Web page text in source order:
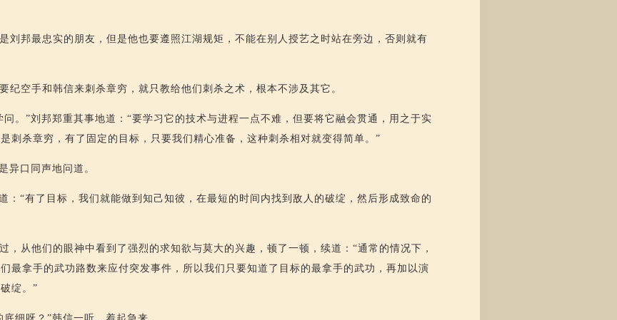
刘邦最忠实的朋友，但是他也要遵照江湖规矩，不能在别人授艺之时站在旁边，否则就有
纪空手和韩信来刺杀章穷，就只教给他们刺杀之术，根本不涉及其它。
。”刘邦郑重其事地道：“要学习它的技术与进程一点不难，但要将它融会贯通，用之于实
刺杀章穷，有了固定的目标，只要我们精心准备，这种刺杀相对就变得简单。”
异口同声地问道。
：“有了目标，我们就能做到知己知彼，在最短的时间内找到敌人的破绽，然后形成致命的
，从他们的眼神中看到了强烈的求知欲与莫大的兴趣，顿了一顿，续道：“通常的情况下，
最拿手的武功路数来应付突发事件，所以我们只要知道了目标的最拿手的武功，再加以演
绽。”